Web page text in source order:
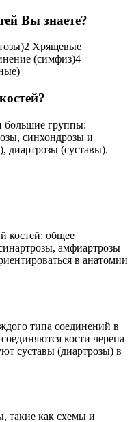
Вы знаете?
Хрящевые
(симфиз)4
большие группы:
синхондрозы и
диартрозы (суставы).
костей: общее
амфиартрозы
в анатомии
типа соединений в
кости черепа
суставы (диартрозы) в
такие как схемы и